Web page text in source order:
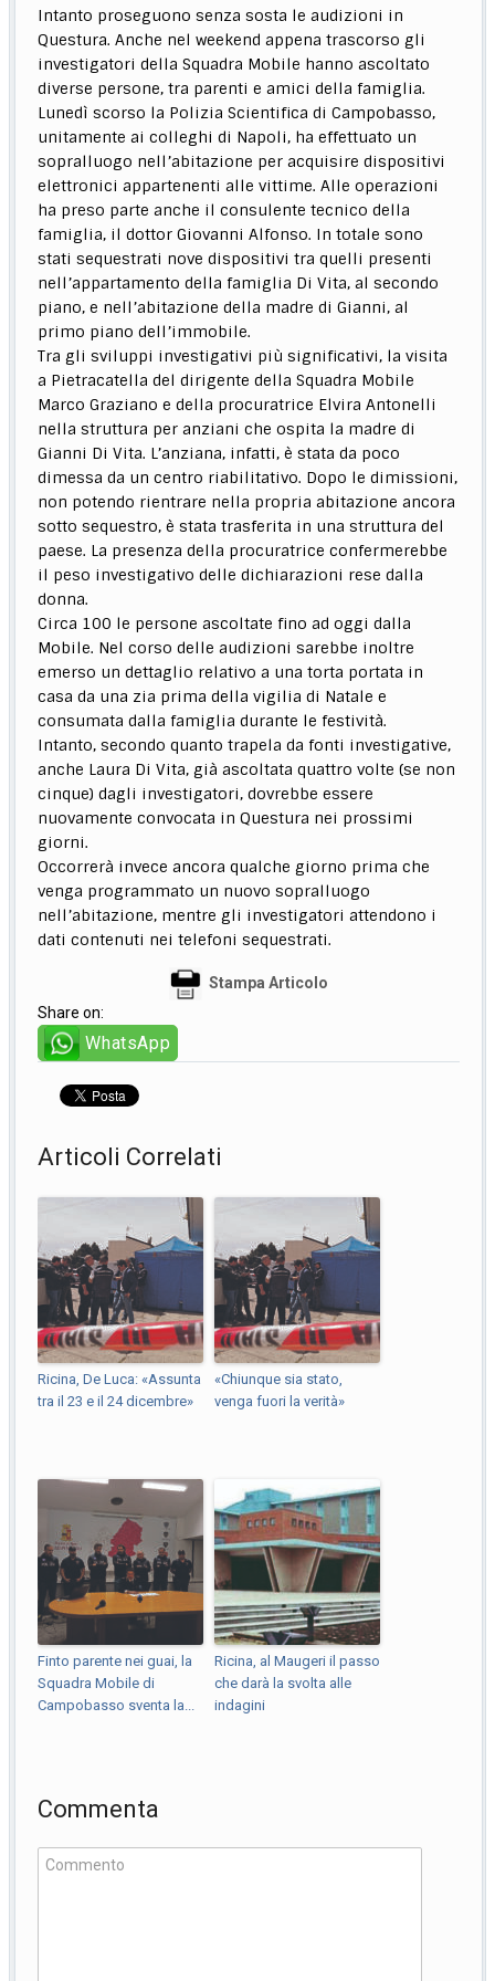
Intanto proseguono senza sosta le audizioni in
Questura. Anche nel weekend appena trascorso gli
investigatori della Squadra Mobile hanno ascoltato
diverse persone, tra parenti e amici della famiglia.
Lunedì scorso la Polizia Scientifica di Campobasso,
unitamente ai colleghi di Napoli, ha effettuato un
sopralluogo nell’abitazione per acquisire dispositivi
elettronici appartenenti alle vittime. Alle operazioni
ha preso parte anche il consulente tecnico della
famiglia, il dottor Giovanni Alfonso. In totale sono
stati sequestrati nove dispositivi tra quelli presenti
nell’appartamento della famiglia Di Vita, al secondo
piano, e nell’abitazione della madre di Gianni, al
primo piano dell’immobile.
Tra gli sviluppi investigativi più significativi, la visita
a Pietracatella del dirigente della Squadra Mobile
Marco Graziano e della procuratrice Elvira Antonelli
nella struttura per anziani che ospita la madre di
Gianni Di Vita. L’anziana, infatti, è stata da poco
dimessa da un centro riabilitativo. Dopo le dimissioni,
non potendo rientrare nella propria abitazione ancora
sotto sequestro, è stata trasferita in una struttura del
paese. La presenza della procuratrice confermerebbe
il peso investigativo delle dichiarazioni rese dalla
donna.
Circa 100 le persone ascoltate fino ad oggi dalla
Mobile. Nel corso delle audizioni sarebbe inoltre
emerso un dettaglio relativo a una torta portata in
casa da una zia prima della vigilia di Natale e
consumata dalla famiglia durante le festività.
Intanto, secondo quanto trapela da fonti investigative,
anche Laura Di Vita, già ascoltata quattro volte (se non
cinque) dagli investigatori, dovrebbe essere
nuovamente convocata in Questura nei prossimi
giorni.
Occorrerà invece ancora qualche giorno prima che
venga programmato un nuovo sopralluogo
nell’abitazione, mentre gli investigatori attendono i
dati contenuti nei telefoni sequestrati.
Stampa Articolo
Share on:
WhatsApp
Articoli Correlati
Ricina, De Luca: «Assunta
tra il 23 e il 24 dicembre»
«Chiunque sia stato,
venga fuori la verità»
Finto parente nei guai, la
Squadra Mobile di
Campobasso sventa la...
Ricina, al Maugeri il passo
che darà la svolta alle
indagini
Commenta